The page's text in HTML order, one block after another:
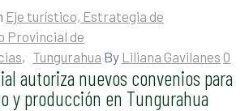
Eje turístico, Estrategia de
Provincial de
‚ Tungurahua By Liliana Gavilanes 0
autoriza nuevos convenios para
y producción en Tungurahua